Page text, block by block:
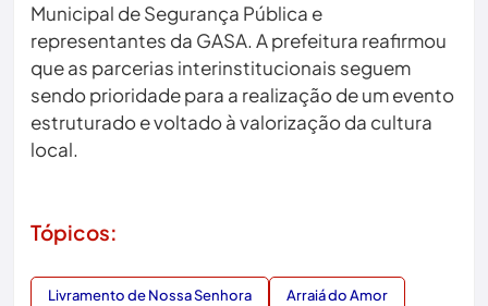
Municipal de Segurança Pública e
representantes da GASA. A prefeitura reafirmou
que as parcerias interinstitucionais seguem
sendo prioridade para a realização de um evento
estruturado e voltado à valorização da cultura
local.
Tópicos:
Livramento de Nossa Senhora Arraiá do Amor